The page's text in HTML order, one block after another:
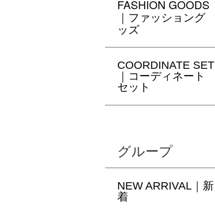
FASHION GOODS
｜ファッショング
ッズ
COORDINATE SET
｜コーディネート
セット
グループ
NEW ARRIVAL｜新
着